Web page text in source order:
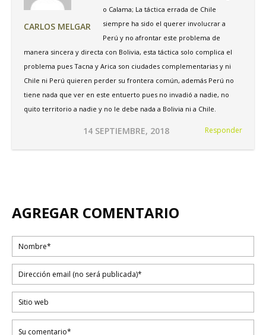
CARLOS MELGAR
o Calama; La táctica errada de Chile
siempre ha sido el querer involucrar a
Perú y no afrontar este problema de
manera sincera y directa con Bolivia, esta táctica solo complica el
problema pues Tacna y Arica son ciudades complementarias y ni
Chile ni Perú quieren perder su frontera común, además Perú no
tiene nada que ver en este entuerto pues no invadió a nadie, no
quito territorio a nadie y no le debe nada a Bolivia ni a Chile.
Responder
14 SEPTIEMBRE, 2018
AGREGAR COMENTARIO